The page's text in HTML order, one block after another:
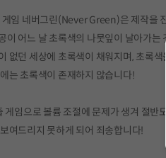
임 네버그린(Never Green)은 제작을
이 어느 날 초록색의 나뭇잎이 날아가
없던 세상에 초록색이 채워지며, 초록
는 초록색이 존재하지 않습니다!
임으로 볼륨 조절에 문제가 생겨 절반
여드리지 못하게 되어 죄송합니다!